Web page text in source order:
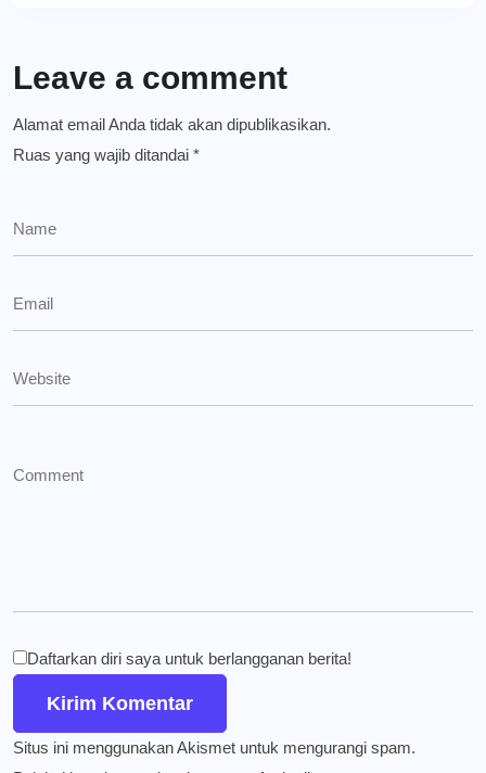
Leave a comment
Alamat email Anda tidak akan dipublikasikan.
Ruas yang wajib ditandai *
Daftarkan diri saya untuk berlangganan berita!
Situs ini menggunakan Akismet untuk mengurangi spam.